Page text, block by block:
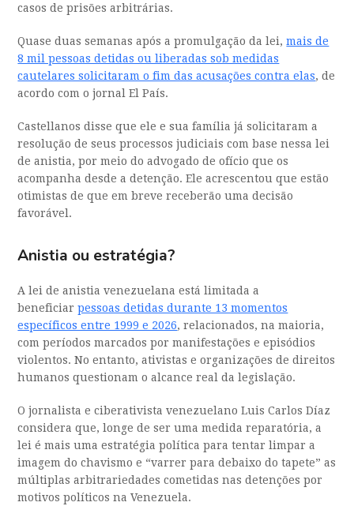
casos de prisões arbitrárias.
Quase duas semanas após a promulgação da lei,mais de
8 mil pessoas detidas ou liberadas sob medidas
cautelares solicitaram o fim das acusações contra elas, de
acordo com o jornal El País.
Castellanos disse que ele e sua família já solicitaram a
resolução de seus processos judiciais com base nessa lei
de anistia, por meio do advogado de ofício que os
acompanha desde a detenção. Ele acrescentou que estão
otimistas de que em breve receberão uma decisão
favorável.
Anistia ou estratégia?
A lei de anistia venezuelana está limitada a
beneficiarpessoas detidas durante 13 momentos
específicos entre 1999 e 2026, relacionados, na maioria,
com períodos marcados por manifestações e episódios
violentos. No entanto, ativistas e organizações de direitos
humanos questionam o alcance real da legislação.
O jornalista e ciberativista venezuelano Luis Carlos Díaz
considera que, longe de ser uma medida reparatória, a
lei é mais uma estratégia política para tentar limpar a
imagem do chavismo e “varrer para debaixo do tapete” as
múltiplas arbitrariedades cometidas nas detenções por
motivos políticos na Venezuela.